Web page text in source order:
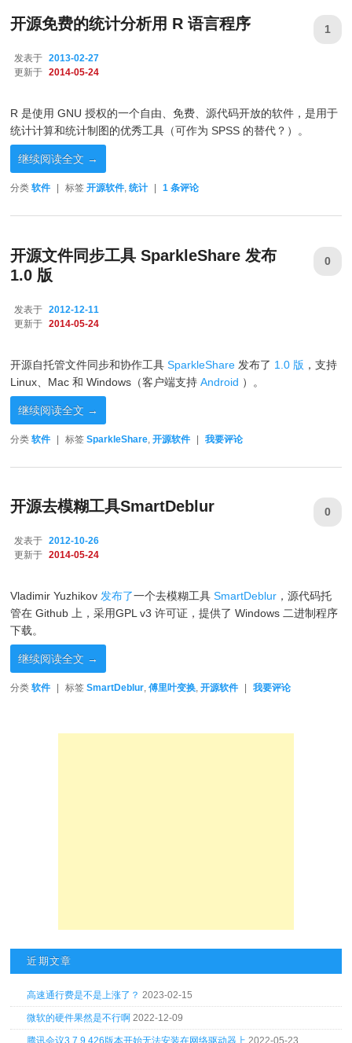
开源免费的统计分析用 R 语言程序
发表于
2013-02-27
更新于
2014-05-24
1
R 是使用 GNU 授权的一个自由、免费、源代码开放的软件，是用于
统计计算和统计制图的优秀工具（可作为 SPSS 的替代？）。
继续阅读全文 →
分类 软件 标签 开源软件,统计 1 条评论
开源文件同步工具 SparkleShare 发布
1.0 版
发表于
2012-12-11
更新于
2014-05-24
0
开源自托管文件同步和协作工具SparkleShare 发布了 1.0 版 ，支持
Linux、Mac 和 Windows（客户端支持Android ）。
继续阅读全文 →
分类 软件 | 标签 SparkleShare,开源软件 | 我要评论
开源去模糊工具SmartDeblur
发表于
2012-10-26
更新于
2014-05-24
0
Vladimir Yuzhikov发布了一个去模糊工具SmartDeblur ，源代码托
管在 Github 上，采用GPL v3 许可证，提供了 Windows 二进制程序
下载。
继续阅读全文 →
分类 软件 标签 SmartDeblur,傅里叶变换,开源软件 我要评论
近期文章
高速通行费是不是上涨了？ 2023-02-15
微软的硬件果然是不行啊 2022-12-09
腾讯会议3.7.9.426版本开始无法安装在网络驱动器上 2022-05-23